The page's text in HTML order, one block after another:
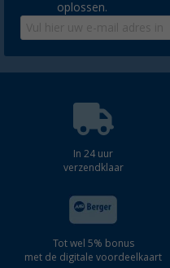
oplossen.
In 24 uur
verzendklaar
Tot wel 5% bonus
met de digitale voordeelkaart